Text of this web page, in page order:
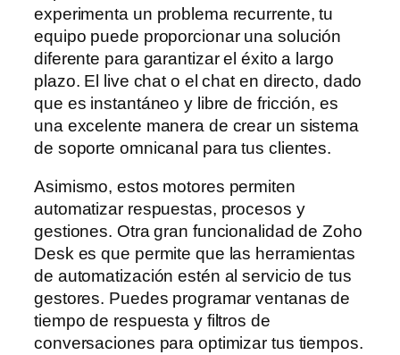
experimenta un problema recurrente, tu
equipo puede proporcionar una solución
diferente para garantizar el éxito a largo
plazo. El live chat o el chat en directo, dado
que es instantáneo y libre de fricción, es
una excelente manera de crear un sistema
de soporte omnicanal para tus clientes.
Asimismo, estos motores permiten
automatizar respuestas, procesos y
gestiones. Otra gran funcionalidad de Zoho
Desk es que permite que las herramientas
de automatización estén al servicio de tus
gestores. Puedes programar ventanas de
tiempo de respuesta y filtros de
conversaciones para optimizar tus tiempos.